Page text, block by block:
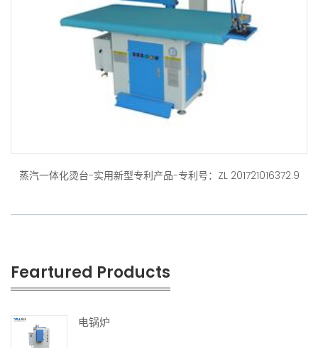
蒸汽一体化烫台-实用新型专利产品-专利号：ZL 201721016372.9
Feartured Products
电锅炉